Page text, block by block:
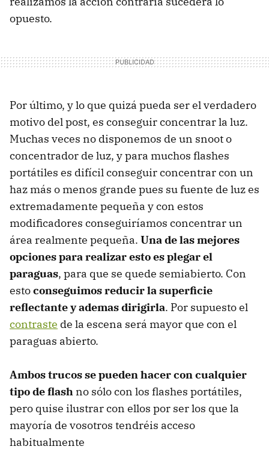
opuesto.
Por último, y lo que quizá pueda ser el verdadero
motivo del post, es conseguir concentrar la luz.
Muchas veces no disponemos de un snoot o
concentrador de luz, y para muchos flashes
portátiles es difícil conseguir concentrar con un
haz más o menos grande pues su fuente de luz es
extremadamente pequeña y con estos
modificadores conseguiríamos concentrar un
área realmente pequeña. Una de las mejores
opciones para realizar esto es plegar el
paraguas, para que se quede semiabierto. Con
estoconseguimos reducir la superficie
reflectante y ademas dirigirla. Por supuesto el
contraste de la escena será mayor que con el
paraguas abierto.
Ambos trucos se pueden hacer con cualquier
tipo de flash no sólo con los flashes portátiles,
pero quise ilustrar con ellos por ser los que la
mayoría de vosotros tendréis acceso
habitualmente